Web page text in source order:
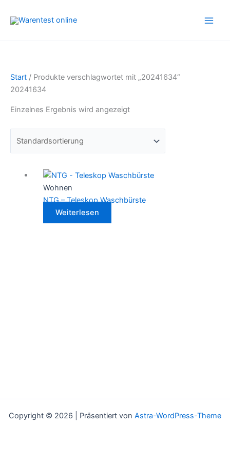
Inhalt
Start / Produkte verschlagwortet mit „20241634“
20241634
Einzelnes Ergebnis wird angezeigt
Wohnen
NTG – Teleskop Waschbürste
Weiterlesen
Copyright © 2026 | Präsentiert von Astra-WordPress-Theme